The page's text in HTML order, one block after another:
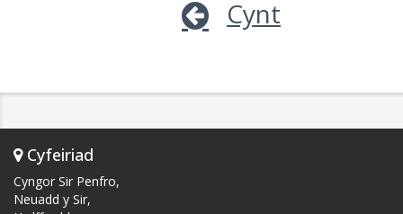
Cynt
Cyfeiriad
Cyngor Sir Penfro,
Neuadd y Sir,